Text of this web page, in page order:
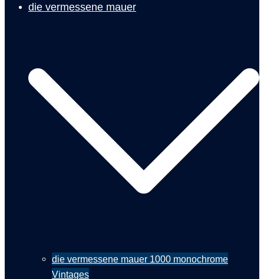
die vermessene mauer
die vermessene mauer 1000 monochrome
Vintages